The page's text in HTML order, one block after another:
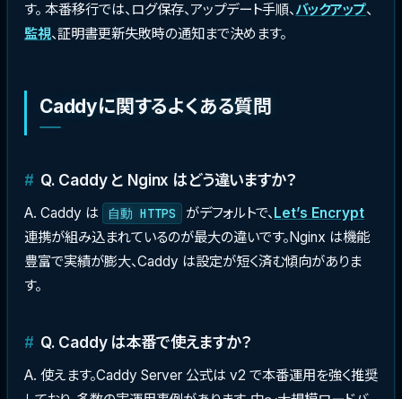
す。 本番移行では、ログ保存、アップデート手順、 バックアップ、
監視、証明書更新失敗時の通知まで決めます。
Caddyに関するよくある質問
Q. Caddy と Nginx はどう違いますか？
A. Caddy は 自動 HTTPS がデフォルトで、Let’s Encrypt
連携が組み込まれているのが最大の違いです。Nginx は機能
豊富で実績が膨大、Caddy は設定が短く済む傾向がありま
す。
Q. Caddy は本番で使えますか？
A. 使えます。Caddy Server 公式は v2 で本番運用を強く推奨